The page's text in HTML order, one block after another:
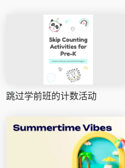
跳过学前班的计数活动